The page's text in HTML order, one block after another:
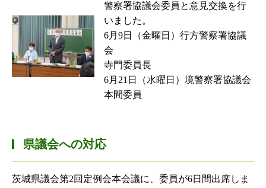
警察署協議会委員と意見交換を行
いました。
6月9日（金曜日）行方警察署協議
会
寺門委員長
6月21日（水曜日）境警察署協議会
本間委員
県議会への対応
茨城県議会第2回定例会本会議に、委員が6日間出席しま